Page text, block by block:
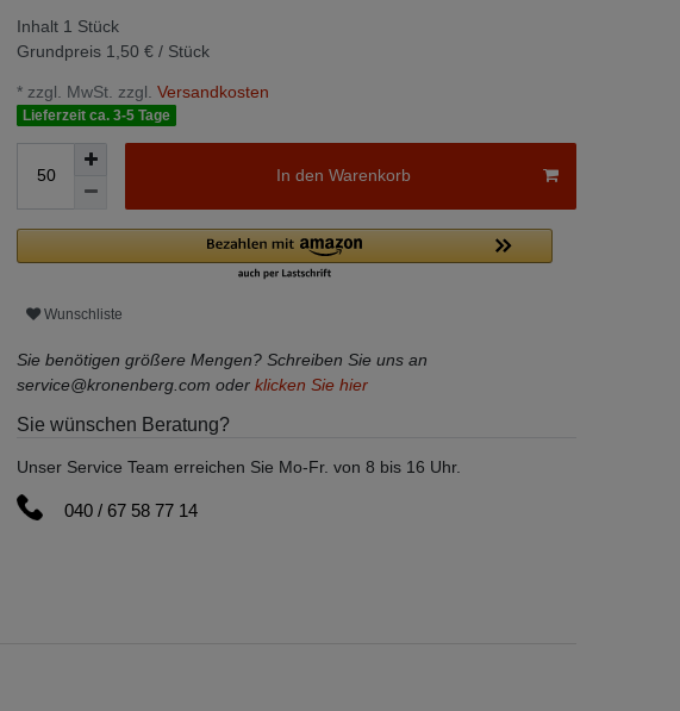
Inhalt 1 Stück
Grundpreis 1,50 € / Stück
* zzgl. MwSt. zzgl. Versandkosten
Lieferzeit ca. 3-5 Tage
In den Warenkorb
Wunschliste
Sie benötigen größere Mengen? Schreiben Sie uns an
service@kronenberg.com oder klicken Sie hier
Sie wünschen Beratung?
Unser Service Team erreichen Sie Mo-Fr. von 8 bis 16 Uhr.
040 / 67 58 77 14